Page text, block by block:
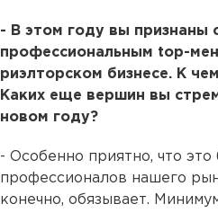
- В этом году вы признаны
профессиональным top-
риэлторском бизнесе. К
Каких еще вершин вы
новом году?
- Особенно приятно, что
профессионалов нашего
конечно, обязывает.